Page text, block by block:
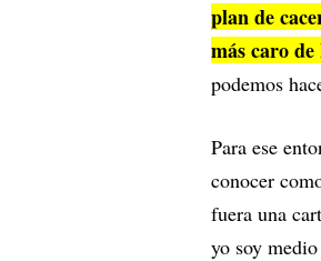
plan de
más caro
podemos
Para ese
conocer
fuera una
yo soy